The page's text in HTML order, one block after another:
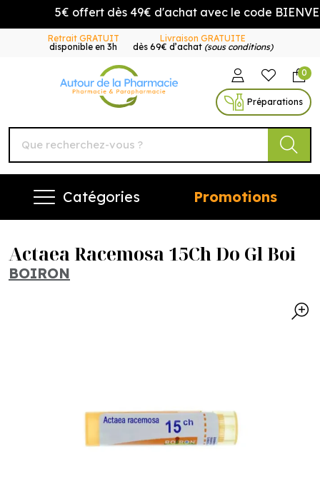
5€ offert dès 49€ d'achat avec le code
Retrait GRATUIT
disponible en 3h
Livraison GRATUITE
dès 69€ d’achat (sous conditions)
Autour de la Pharmacie
0
Préparations
Catégories Promotions
Actaea Racemosa 15Ch Do Gl Boi
BOIRON